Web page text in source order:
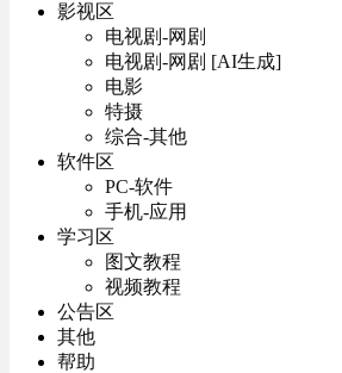
影视区
电视剧-网剧
电视剧-网剧 [AI生成]
电影
特摄
综合-其他
软件区
PC-软件
手机-应用
学习区
图文教程
视频教程
公告区
其他
帮助